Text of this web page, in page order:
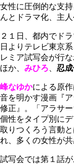
女性に圧倒的な支
んとドラマ化、主
２１日、都内でド
日よりテレビ東京
レミア試写会が行
ほか、 みひろ 忍
峰なゆかによる原
音を明かす漫画『
修正』。「アラサ
個性をタイプ別に
取りつくろう言動
れ、多くの女性が
試写会では第１話